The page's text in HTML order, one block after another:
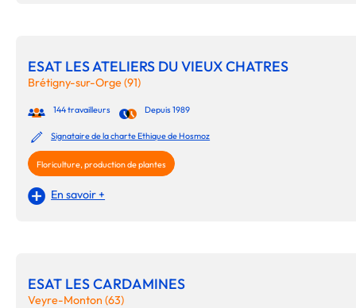
ESAT LES ATELIERS DU VIEUX CHATRES
Brétigny-sur-Orge (91)
144 travailleurs Depuis 1989
Signataire de la charte Ethique de Hosmoz
Floriculture, production de plantes
En savoir +
ESAT LES CARDAMINES
Veyre-Monton (63)